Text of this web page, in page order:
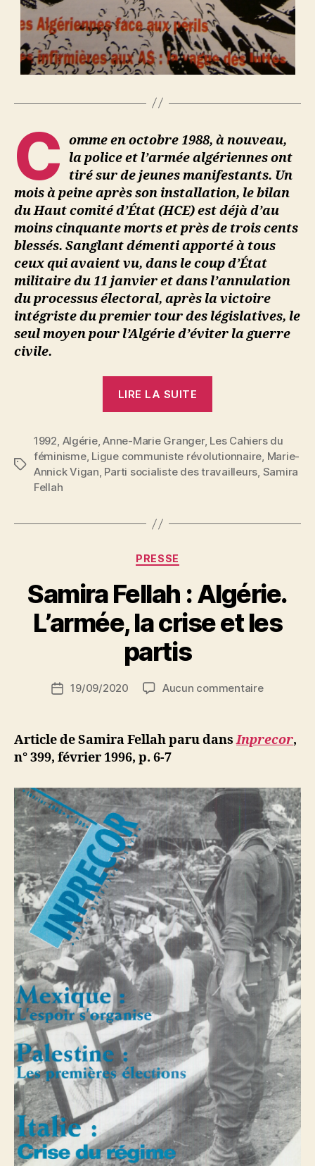
C omme en octobre 1988, à nouveau,
la police et l’armée algériennes ont
tiré sur de jeunes manifestants. Un
mois à peine après son installation, le bilan
du Haut comité d’État (HCE) est déjà d’au
moins cinquante morts et près de trois cents
blessés. Sanglant démenti apporté à tous
ceux qui avaient vu, dans le coup d’État
militaire du 11 janvier et dans l’annulation
du processus électoral, après la victoire
intégriste du premier tour des législatives, le
seul moyen pour l’Algérie d’éviter la guerre
civile.
LIRE LA SUITE
montée
des
périls »
Étiquettes
1992, Algérie,Anne-Marie Granger, Les Cahiers du
féminisme, Ligue communiste révolutionnaire, Marie-
Annick Vigan, Parti socialiste des travailleurs, Samira
Fellah
Catégories
PRESSE
Samira Fellah : Algérie.
L’armée, la crise et les
partis
de
P
a
S
N
ji
Date19/09/2020 Aucun commentairesur
Algérie.
crise
et
les
partis
Article de Samira Fellah paru dansInprecor,
n° 399, février 1996, p. 6-7